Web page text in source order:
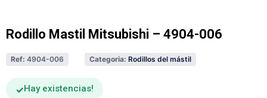
Rodillo Mastil Mitsubishi – 4904-006
Ref: 4904-006 Categoria: Rodillos del mástil
Hay existencias